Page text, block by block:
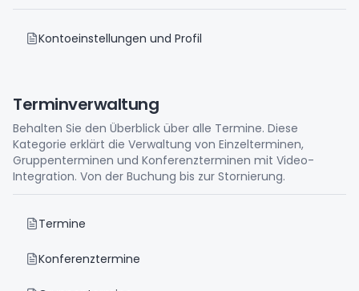
Kontoeinstellungen und Profil
Terminverwaltung
Behalten Sie den Überblick über alle Termine. Diese
Kategorie erklärt die Verwaltung von Einzelterminen,
Gruppenterminen und Konferenzterminen mit Video-
Integration. Von der Buchung bis zur Stornierung.
Termine
Konferenztermine